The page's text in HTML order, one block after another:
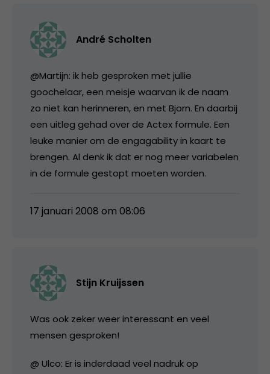
André Scholten
@Martijn: ik heb gesproken met jullie
goochelaar, een meisje waarvan ik de naam
zo niet kan herinneren, en met Bjorn. En daarbij
een uitleg gehad over de Actex formule. Een
leuke manier om de engagability in kaart te
brengen. Al denk ik dat er nog meer variabelen
in de formule gestopt moeten worden.
17 januari 2008 om 08:06
Stijn Kruijssen
Was ook zeker weer interessant en veel
mensen gesproken!
@ Ulco: Er is inderdaad veel nadruk op